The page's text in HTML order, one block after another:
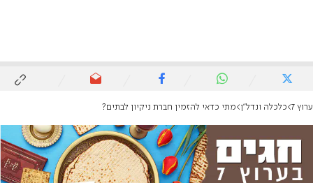
ערוץ 7 כלכלה ונדל"ן מתי כדאי להזמין חברת ניקיון לבתים?